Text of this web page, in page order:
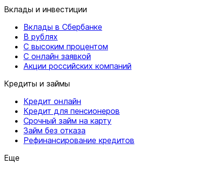
Вклады и инвестиции
Вклады в Сбербанке
В рублях
С высоким процентом
С онлайн заявкой
Акции российских компаний
Кредиты и займы
Кредит онлайн
Кредит для пенсионеров
Срочный займ на карту
Займ без отказа
Рефинансирование кредитов
Еще